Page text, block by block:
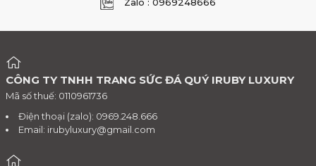
CÔNG TY TNHH TRANG SỨC ĐÁ QUÝ IRUBY LUXURY
Mã số thuế: 0110961736
Điện thoại (zalo): 0969.248.666
Email: irubyluxury@gmail.com